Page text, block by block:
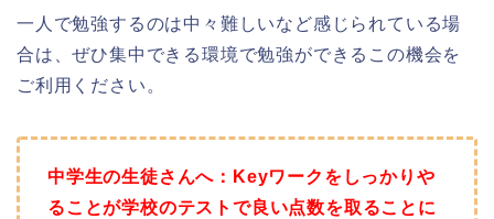
一人で勉強するのは中々難しいなど感じられている場
合は、ぜひ集中できる環境で勉強ができるこの機会を
ご利用ください。
中学生の生徒さんへ：Keyワークをしっかりや
ることが学校のテストで良い点数を取ることに